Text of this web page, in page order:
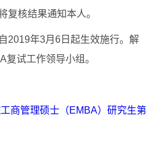
复核结果通知本人。
年3月6日起生效施行。解
复试工作领导小组。
商管理硕士（EMBA）研究生第